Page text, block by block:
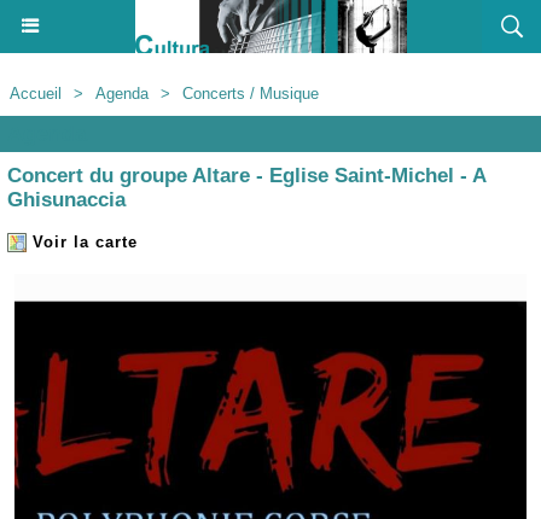
Accueil > Agenda > Concerts / Musique
Concert du groupe Altare - Eglise Saint-Michel - A
Ghisunaccia
Voir la carte